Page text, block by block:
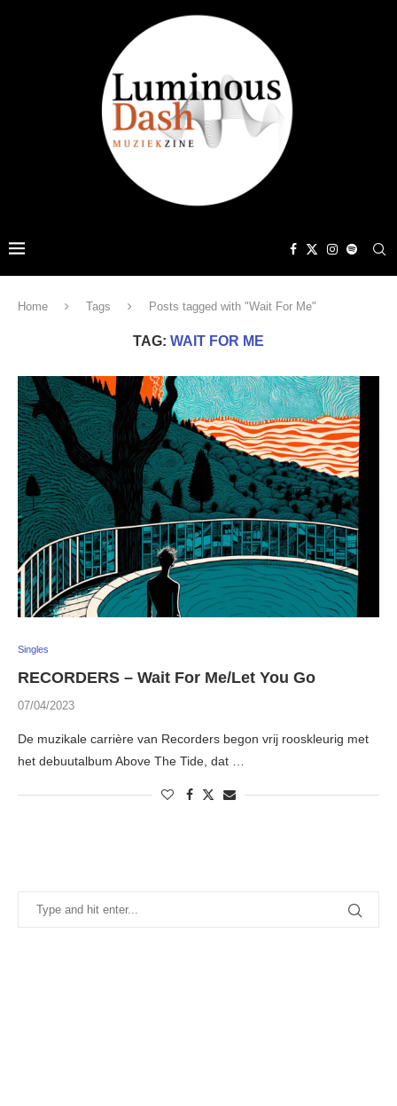
Home Tags Posts tagged with "Wait For Me"
TAG: WAIT FOR ME
Singles
RECORDERS – Wait For Me/Let You Go
07/04/2023
De muzikale carrière van Recorders begon vrij rooskleurig met
het debuutalbum Above The Tide, dat …